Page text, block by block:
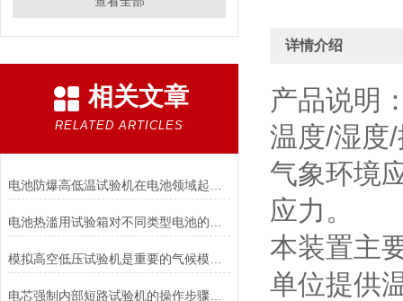
相关文章
RELATED ARTICLES
模拟高空低压试验机是重要的气候模拟设备
详情介绍
产品说明
温度/湿度
气象环境
应力。
本装置主
单位提供